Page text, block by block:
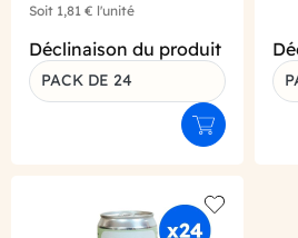
Soit 1,81 € l'unité
Déclinaison du produit
PACK DE 24
Ajouter au
Add to